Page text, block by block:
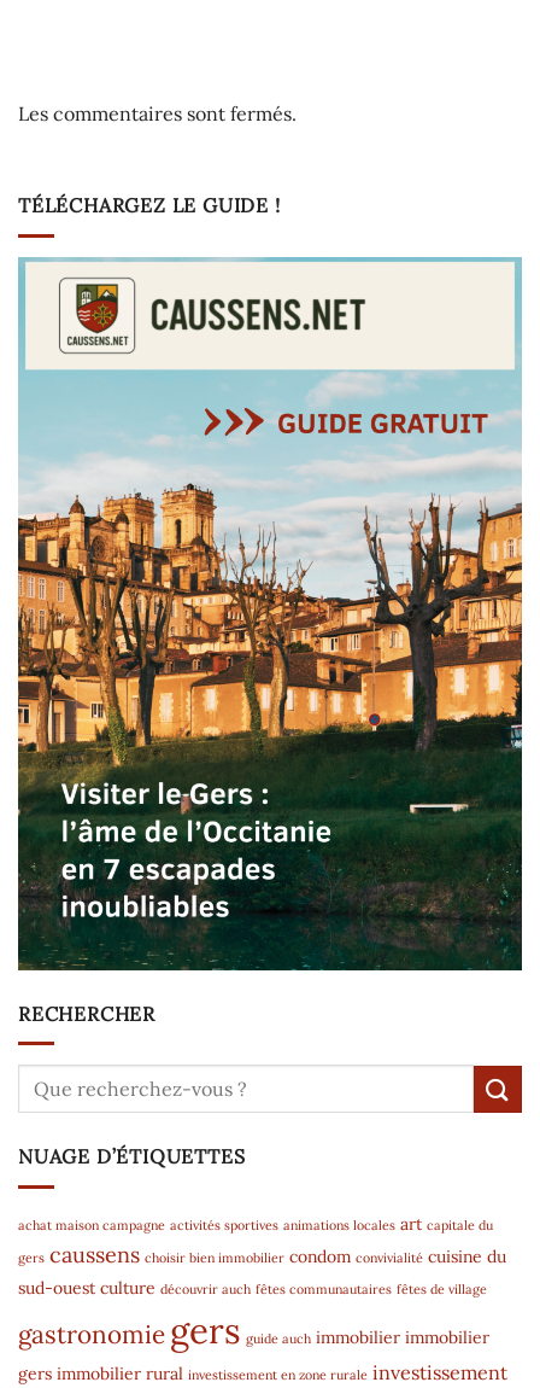
Les commentaires sont fermés.
TÉLÉCHARGEZ LE GUIDE !
RECHERCHER
NUAGE D’ÉTIQUETTES
achat maison campagne activités sportives animations locales art capitale du
gers caussens choisir bien immobilier condom convivialité cuisine du
sud-ouest culture découvrir auch fêtes communautaires fêtes de village
gastronomiegers guide auch immobilier immobilier
gers immobilier rural investissement en zone rurale investissement